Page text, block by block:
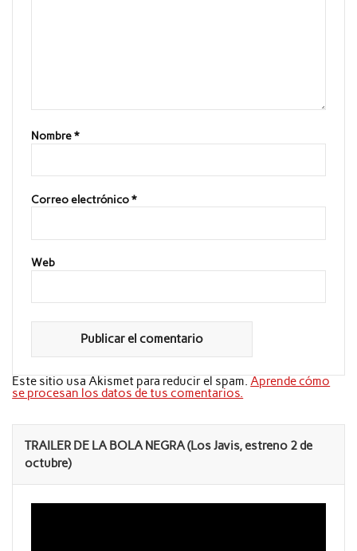
Nombre*
Correo electrónico*
Web
Este sitio usa Akismet para reducir el spam.Aprende cómo
se procesan los datos de tus comentarios.
TRAILER DE LA BOLA NEGRA (Los Javis, estreno 2 de
octubre)
Reproductor